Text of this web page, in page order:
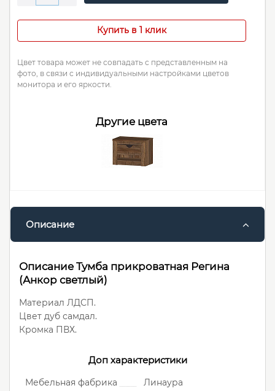
Купить в 1 клик
Цвет товара может не совпадать с представленным на
фото, в связи с индивидуальными настройками цветов
монитора и его яркости.
Другие цвета
Описание
Описание Тумба прикроватная Регина
(Анкор светлый)
Материал ЛДСП.
Цвет дуб самдал.
Кромка ПВХ.
Доп характеристики
Мебельная фабрика
Линаура